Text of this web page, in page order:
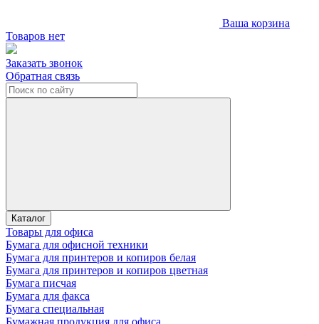
Ваша корзина
Товаров нет
Заказать звонок
Обратная связь
Каталог
Товары для офиса
Бумага для офисной техники
Бумага для принтеров и копиров белая
Бумага для принтеров и копиров цветная
Бумага писчая
Бумага для факса
Бумага специальная
Бумажная продукция для офиса